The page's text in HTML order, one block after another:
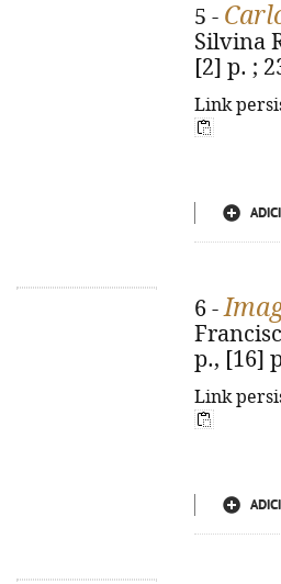
5 -
Silvina
[2] p. ;
Link
6 -
p., [16]
Link